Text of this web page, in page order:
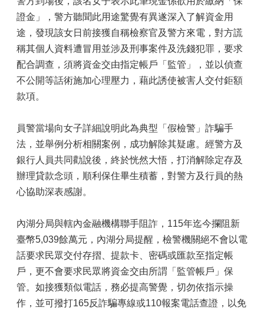
證金」，警方聽聞此用途驚覺有異遂深入了解資金用
途，發現該女日前接獲自稱檢察官及警方來電，對方謊
稱其個人資料遭冒用並涉及刑事案件及洗錢犯罪，要求
配合調查，須將資金交由指定帳戶「監管」，並以偵查
不公開等話術施加心理壓力，藉此誘使被害人交付鉅額
款項。
員警當場向女子詳細說明此為典型「假檢警」詐騙手
法，並舉例分析相關案例，成功解除其疑慮。經警方及
銀行人員共同勸說後，終於恍然大悟，打消解除定存及
辦理貸款念頭，順利保住畢生積蓄，對警方及行員的熱
心協助深表感謝。
內湖分局與轄內金融機構聯手阻詐，115年迄今攔阻新
臺幣5,039餘萬元，內湖分局提醒，檢警機關絕不會以電
話要求民眾交付存摺、提款卡、密碼或匯款至指定帳
戶，更不會要求民眾將資金交由所謂「監管帳戶」保
管。如接獲類似電話，務必提高警覺，切勿依指示操
作，並可撥打165反詐騙專線或110報案電話查證，以免